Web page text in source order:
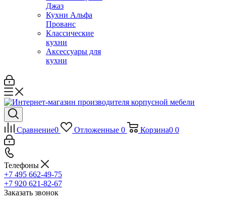
Джаз
Кухни Альфа
Прованс
Классические
кухни
Аксессуары для
кухни
Сравнение0 Отложенные 0 Корзина0 0
Телефоны
+7 495 662-49-75
+7 920 621-82-67
Заказать звонок